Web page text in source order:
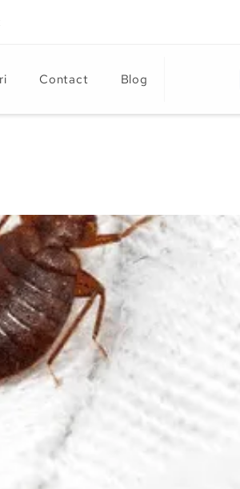
Contact Blog